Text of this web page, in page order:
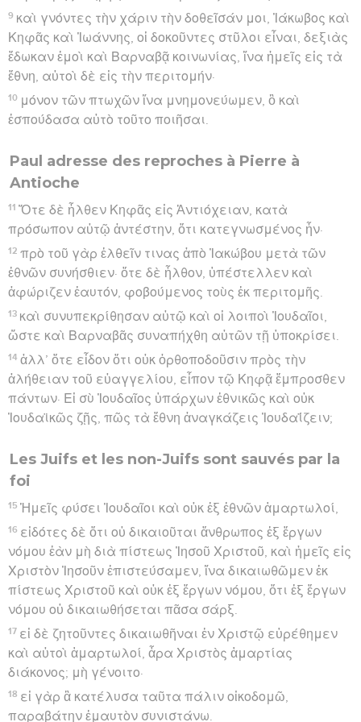
9 καὶ γνόντες τὴν χάριν τὴν δοθεῖσάν μοι, Ἰάκωβος καὶ
Κηφᾶς καὶ Ἰωάννης, οἱ δοκοῦντες στῦλοι εἶναι, δεξιὰς
ἔδωκαν ἐμοὶ καὶ Βαρναβᾷ κοινωνίας, ἵνα ἡμεῖς εἰς τὰ
ἔθνη, αὐτοὶ δὲ εἰς τὴν περιτομήν·
10 μόνον τῶν πτωχῶν ἵνα μνημονεύωμεν, ὃ καὶ
ἐσπούδασα αὐτὸ τοῦτο ποιῆσαι.
Paul adresse des reproches à Pierre à
Antioche
11 Ὅτε δὲ ἦλθεν Κηφᾶς εἰς Ἀντιόχειαν, κατὰ
πρόσωπον αὐτῷ ἀντέστην, ὅτι κατεγνωσμένος ἦν·
12 πρὸ τοῦ γὰρ ἐλθεῖν τινας ἀπὸ Ἰακώβου μετὰ τῶν
ἐθνῶν συνήσθιεν· ὅτε δὲ ἦλθον, ὑπέστελλεν καὶ
ἀφώριζεν ἑαυτόν, φοβούμενος τοὺς ἐκ περιτομῆς.
13 καὶ συνυπεκρίθησαν αὐτῷ καὶ οἱ λοιποὶ Ἰουδαῖοι,
ὥστε καὶ Βαρναβᾶς συναπήχθη αὐτῶν τῇ ὑποκρίσει.
14 ἀλλ’ ὅτε εἶδον ὅτι οὐκ ὀρθοποδοῦσιν πρὸς τὴν
ἀλήθειαν τοῦ εὐαγγελίου, εἶπον τῷ Κηφᾷ ἔμπροσθεν
πάντων· Εἰ σὺ Ἰουδαῖος ὑπάρχων ἐθνικῶς καὶ οὐκ
Ἰουδαϊκῶς ζῇς, πῶς τὰ ἔθνη ἀναγκάζεις Ἰουδαΐζειν;
Les Juifs et les non-Juifs sont sauvés par la
foi
15 Ἡμεῖς φύσει Ἰουδαῖοι καὶ οὐκ ἐξ ἐθνῶν ἁμαρτωλοί,
16 εἰδότες δὲ ὅτι οὐ δικαιοῦται ἄνθρωπος ἐξ ἔργων
νόμου ἐὰν μὴ διὰ πίστεως Ἰησοῦ Χριστοῦ, καὶ ἡμεῖς εἰς
Χριστὸν Ἰησοῦν ἐπιστεύσαμεν, ἵνα δικαιωθῶμεν ἐκ
πίστεως Χριστοῦ καὶ οὐκ ἐξ ἔργων νόμου, ὅτι ἐξ ἔργων
νόμου οὐ δικαιωθήσεται πᾶσα σάρξ.
17 εἰ δὲ ζητοῦντες δικαιωθῆναι ἐν Χριστῷ εὑρέθημεν
καὶ αὐτοὶ ἁμαρτωλοί, ἆρα Χριστὸς ἁμαρτίας
διάκονος; μὴ γένοιτο·
18 εἰ γὰρ ἃ κατέλυσα ταῦτα πάλιν οἰκοδομῶ,
παραβάτην ἐμαυτὸν συνιστάνω.